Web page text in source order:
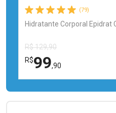
(79)
Hidratante Corporal Epidrat
R$ 129,90
R$99,90